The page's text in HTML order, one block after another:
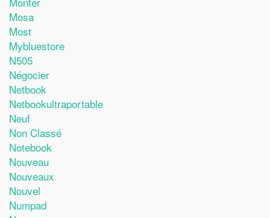
Mosa
Most
Mybluestore
N505
Négocier
Netbook
Netbookultraportable
Neuf
Non Classé
Notebook
Nouveau
Nouveaux
Nouvel
Numpad